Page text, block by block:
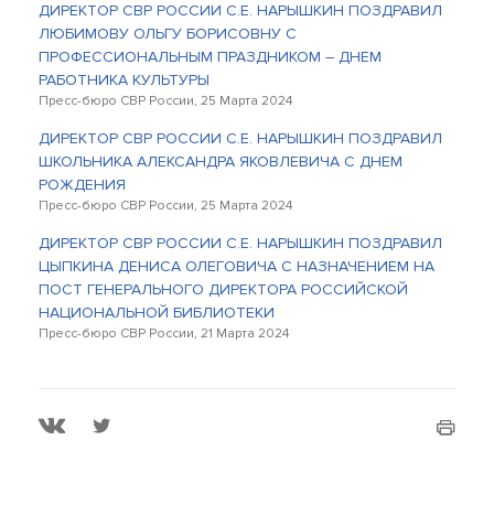
ДИРЕКТОР СВР РОССИИ С.Е. НАРЫШКИН ПОЗДРАВИЛ
ЛЮБИМОВУ ОЛЬГУ БОРИСОВНУ С
ПРОФЕССИОНАЛЬНЫМ ПРАЗДНИКОМ – ДНЕМ
РАБОТНИКА КУЛЬТУРЫ
Пресс-бюро СВР России, 25 Марта 2024
ДИРЕКТОР СВР РОССИИ С.Е. НАРЫШКИН ПОЗДРАВИЛ
ШКОЛЬНИКА АЛЕКСАНДРА ЯКОВЛЕВИЧА С ДНЕМ
РОЖДЕНИЯ
Пресс-бюро СВР России, 25 Марта 2024
ДИРЕКТОР СВР РОССИИ С.Е. НАРЫШКИН ПОЗДРАВИЛ
ЦЫПКИНА ДЕНИСА ОЛЕГОВИЧА С НАЗНАЧЕНИЕМ НА
ПОСТ ГЕНЕРАЛЬНОГО ДИРЕКТОРА РОССИЙСКОЙ
НАЦИОНАЛЬНОЙ БИБЛИОТЕКИ
Пресс-бюро СВР России, 21 Марта 2024